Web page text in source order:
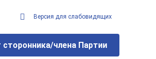
Версия для слабовидящих
члена Партии